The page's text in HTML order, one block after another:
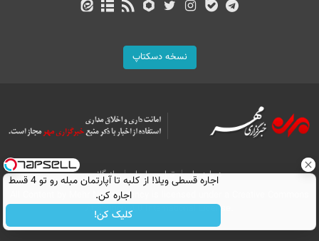
نسخه دسکتاپ
درباره ما تماس با ما
بازرگانی
All Content by Mehr News Agency is licensed under a Creative Commons
Attribution 4.0 International License.
اجاره‌ قسطی ویلا! از کلبه تا آپارتمان مبله رو تو 4 قسط
اجاره کن.
کلیک کن!